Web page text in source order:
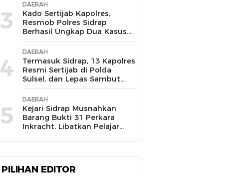
3
DAERAH
Kado Sertijab Kapolres,
Resmob Polres Sidrap
Berhasil Ungkap Dua Kasus
Menonjol dan Amankan
Pelaku Curanmor-
Penggelapan
4
DAERAH
Termasuk Sidrap, 13 Kapolres
Resmi Sertijab di Polda
Sulsel, dan Lepas Sambut
Kembalinya Dua Putra
Terbaik yang Pernah
Mengabdi
5
DAERAH
Kejari Sidrap Musnahkan
Barang Bukti 31 Perkara
Inkracht, Libatkan Pelajar
Narkoba
PILIHAN EDITOR